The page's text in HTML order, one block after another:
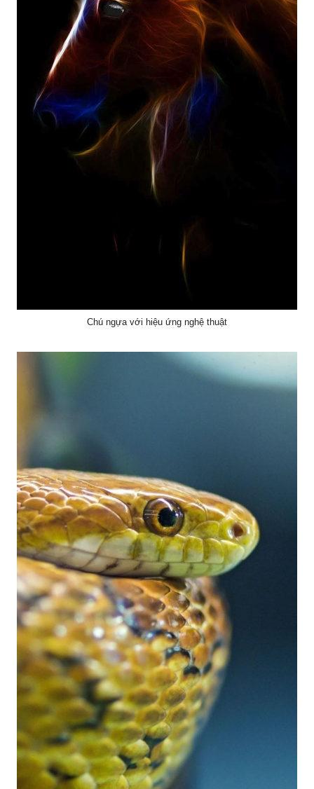
Chú ngựa với hiệu ứng nghệ thuật